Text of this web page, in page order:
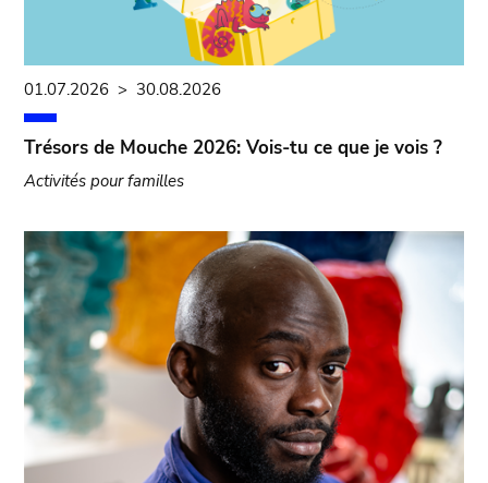
01.07.2026 > 30.08.2026
Trésors de Mouche 2026: Vois-tu ce que je vois ?
Activités pour familles